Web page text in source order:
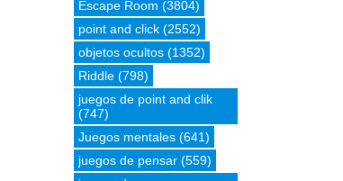
Escape Room (3804)
point and click (2552)
objetos ocultos (1352)
Riddle (798)
juegos de point and clik
(747)
Juegos mentales (641)
juegos de pensar (559)